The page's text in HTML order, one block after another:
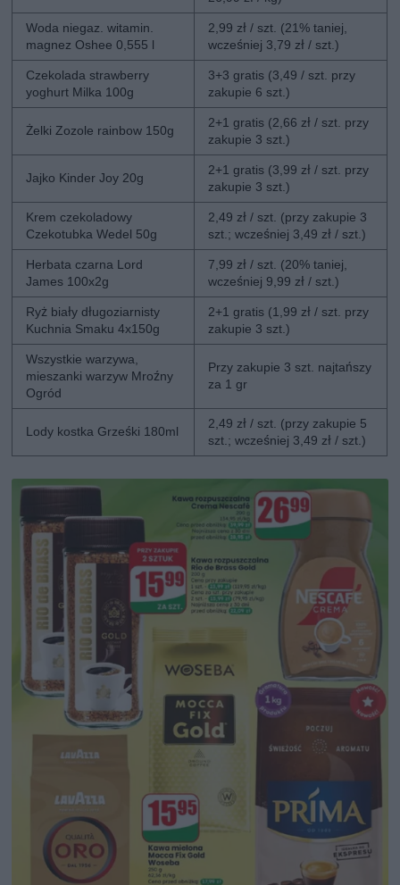
Woda niegaz. witamin.
magnez Oshee 0,555 l
2,99 zł / szt. (21% taniej,
wcześniej 3,79 zł / szt.)
Czekolada strawberry
yoghurt Milka 100g
3+3 gratis (3,49 / szt. przy
zakupie 6 szt.)
Żelki Zozole rainbow 150g
2+1 gratis (2,66 zł / szt. przy
zakupie 3 szt.)
Jajko Kinder Joy 20g
2+1 gratis (3,99 zł / szt. przy
zakupie 3 szt.)
Krem czekoladowy
Czekotubka Wedel 50g
2,49 zł / szt. (przy zakupie 3
szt.; wcześniej 3,49 zł / szt.)
Herbata czarna Lord
James 100x2g
7,99 zł / szt. (20% taniej,
wcześniej 9,99 zł / szt.)
Ryż biały długoziarnisty
Kuchnia Smaku 4x150g
2+1 gratis (1,99 zł / szt. przy
zakupie 3 szt.)
Wszystkie warzywa,
mieszanki warzyw Mroźny
Ogród
Przy zakupie 3 szt. najtańszy
za 1 gr
Lody kostka Grześki 180ml
2,49 zł / szt. (przy zakupie 5
szt.; wcześniej 3,49 zł / szt.)